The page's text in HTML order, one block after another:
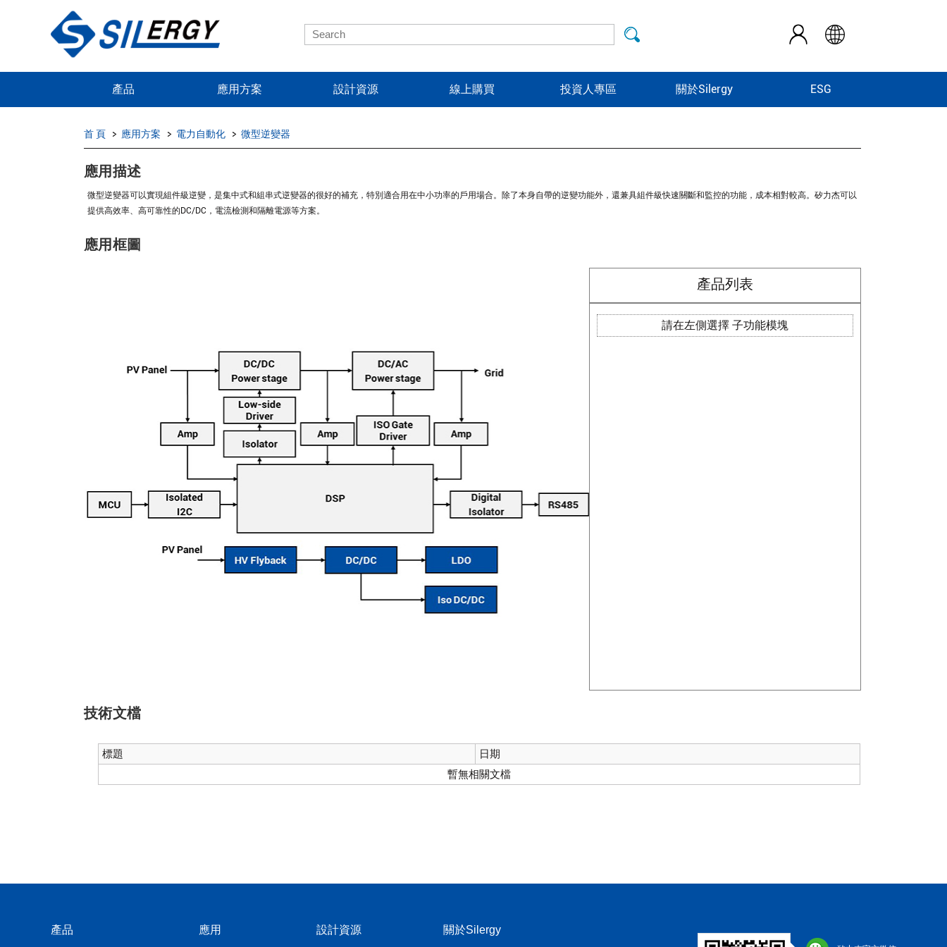
產品 應用方案 設計資源 線上購買 投資人專區 關於Silergy ESG
首 頁 應用方案 電力自動化 微型逆變器
應用描述
微型逆變器可以實現組件級逆變，是集中式和組串式逆變器的很好的補充，特別適合用在中小功率的戶用場合。除了本身自帶的逆變功能外，還兼具組件級快速關斷和監控的功能，成本相對較高。矽力杰可以
提供高效率、高可靠性的DC/DC，電流檢測和隔離電源等方案。
應用框圖
產品列表
請在左側選擇 子功能模塊
技術文檔
標題
日期
暫無相關文檔
產品 應用 設計資源 關於Silergy